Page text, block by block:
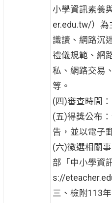
小學資訊素養
er.edu.tw/）
識讀、網路沉
禮儀規範、網
私、網路交易
等。
(四)審查時間
(五)得獎公布
告，並以電子
(六)徵選相關
部「中小學資
s://
三、檢附113